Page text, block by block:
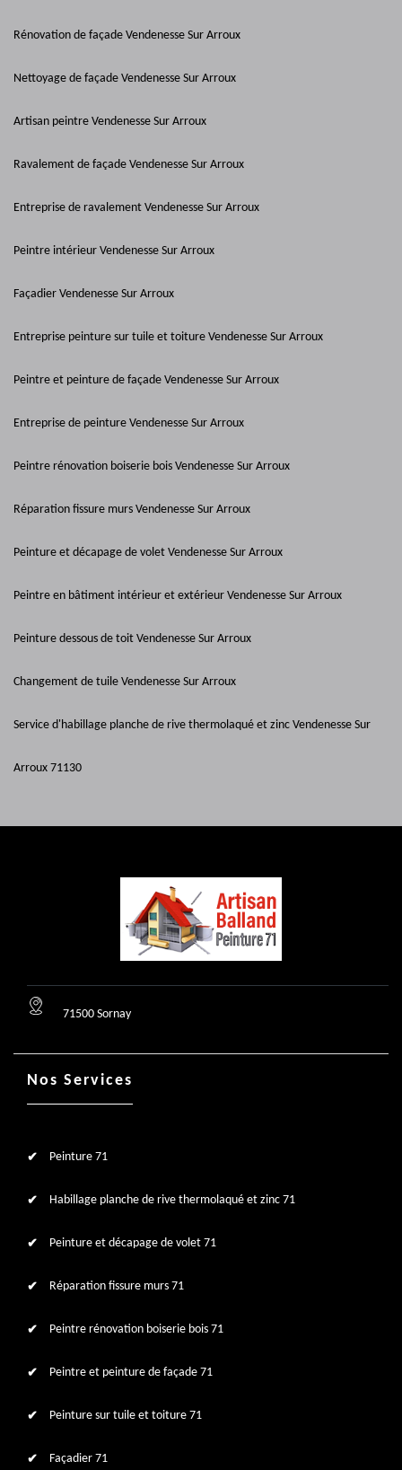
Rénovation de façade Vendenesse Sur Arroux
Nettoyage de façade Vendenesse Sur Arroux
Artisan peintre Vendenesse Sur Arroux
Ravalement de façade Vendenesse Sur Arroux
Entreprise de ravalement Vendenesse Sur Arroux
Peintre intérieur Vendenesse Sur Arroux
Façadier Vendenesse Sur Arroux
Entreprise peinture sur tuile et toiture Vendenesse Sur Arroux
Peintre et peinture de façade Vendenesse Sur Arroux
Entreprise de peinture Vendenesse Sur Arroux
Peintre rénovation boiserie bois Vendenesse Sur Arroux
Réparation fissure murs Vendenesse Sur Arroux
Peinture et décapage de volet Vendenesse Sur Arroux
Peintre en bâtiment intérieur et extérieur Vendenesse Sur Arroux
Peinture dessous de toit Vendenesse Sur Arroux
Changement de tuile Vendenesse Sur Arroux
Service d'habillage planche de rive thermolaqué et zinc Vendenesse Sur
Arroux 71130
71500 Sornay
Nos Services
Peinture 71
Habillage planche de rive thermolaqué et zinc 71
Peinture et décapage de volet 71
Réparation fissure murs 71
Peintre rénovation boiserie bois 71
Peintre et peinture de façade 71
Peinture sur tuile et toiture 71
Façadier 71